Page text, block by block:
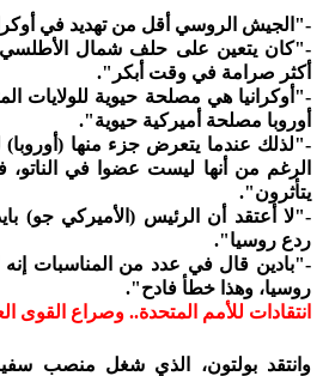
-"الجيش الروسي أقل من تهديد في
-"كان يتعين على حلف شمال الأطلسي
أكثر صرامة في وقت أبكر".
-"أوكرانيا هي مصلحة حيوية للولايات
أوروبا مصلحة أميركية حيوية".
-"لذلك عندما يتعرض جزء منها (أوروبا)
الرغم من أنها ليست عضوا في الناتو،
يتأثرون".
-"لا أعتقد أن الرئيس (الأميركي جو)
ردع روسيا".
-"بادين قال في عدد من المناسبات إنه
روسيا، وهذا خطأ فادح".
انتقادات للأمم المتحدة.. وصراع القوى
وانتقد بولتون، الذي شغل منصب